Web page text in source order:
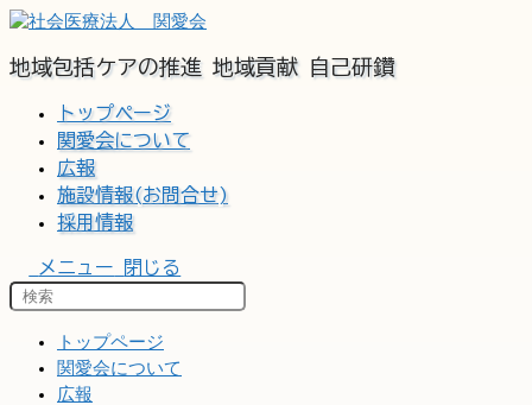
コ
テ
地域包括ケアの推進 地域貢献 自己研鑽
トップページ
関愛会について
広報
施設情報(お問合せ)
採用情報
メニュー 閉じる
トップページ
関愛会について
広報